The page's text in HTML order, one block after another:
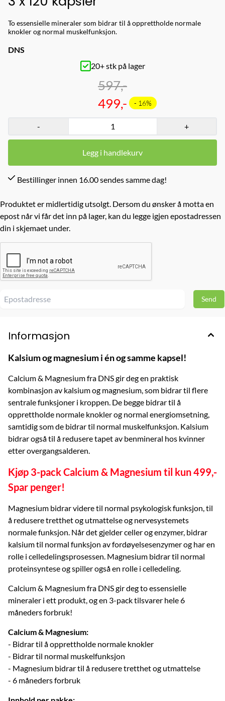
To essensielle mineraler som bidrar til å opprettholde normale
knokler og normal muskelfunksjon.
DNS
20+ stk på lager
499,-
597,-
- 16%
- +
Legg i handlekurv
Bestillinger innen 16.00 sendes samme dag!
Produktet er midlertidig utsolgt. Dersom du ønsker å motta en
epost når vi får det inn på lager, kan du legge igjen epostadressen
din i skjemaet under.
Informasjon
Kalsium og magnesium i én og samme kapsel!
Calcium & Magnesium fra DNS gir deg en praktisk
kombinasjon av kalsium og magnesium, som bidrar til flere
sentrale funksjoner i kroppen. De begge bidrar til å
opprettholde normale knokler og normal energiomsetning,
samtidig som de bidrar til normal muskelfunksjon. Kalsium
bidrar også til å redusere tapet av benmineral hos kvinner
etter overgangsalderen.
Kjøp 3-pack Calcium & Magnesium til kun 499,-
Spar penger!
Magnesium bidrar videre til normal psykologisk funksjon, til
å redusere tretthet og utmattelse og nervesystemets
normale funksjon. Når det gjelder celler og enzymer, bidrar
kalsium til normal funksjon av fordøyelsesenzymer og har en
rolle i celledelingsprosessen. Magnesium bidrar til normal
proteinsyntese og spiller også en rolle i celledeling.
Calcium & Magnesium fra DNS gir deg to essensielle
mineraler i ett produkt, og en 3-pack tilsvarer hele 6
måneders forbruk!
Calcium & Magnesium:
- Bidrar til å opprettholde normale knokler
- Bidrar til normal muskelfunksjon
- Magnesium bidrar til å redusere tretthet og utmattelse
- 6 måneders forbruk